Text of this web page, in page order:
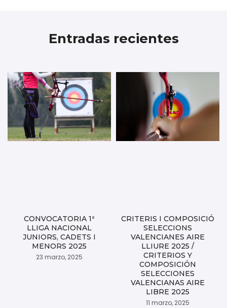
Entradas recientes
CONVOCATORIA 1ª
LLIGA NACIONAL
JUNIORS, CADETS I
MENORS 2025
23 marzo, 2025
CRITERIS I COMPOSICIÓ
SELECCIONS
VALENCIANES AIRE
LLIURE 2025 /
CRITERIOS Y
COMPOSICIÓN
SELECCIONES
VALENCIANAS AIRE
LIBRE 2025
11 marzo, 2025